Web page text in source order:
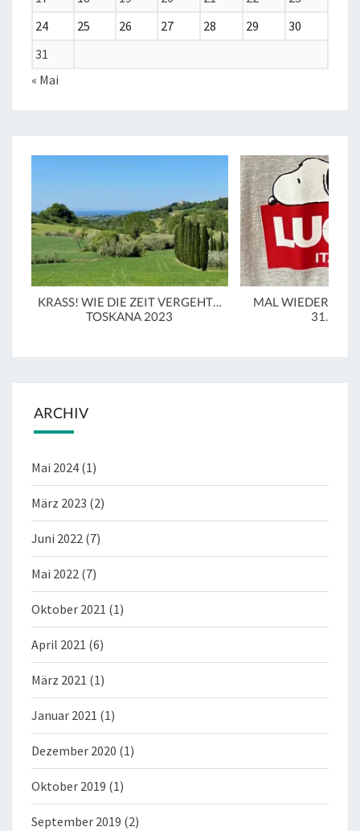
24
25 26 27 28 29
30
31
« Mai
KRASS! WIE DIE ZEIT VERGEHT…
TOSKANA 2023
MAL WIEDER IN
ARCHIV
Mai 2024 (1)
März 2023 (2)
Juni 2022 (7)
Mai 2022 (7)
Oktober 2021 (1)
April 2021 (6)
März 2021 (1)
Januar 2021 (1)
Dezember 2020 (1)
Oktober 2019 (1)
September 2019 (2)